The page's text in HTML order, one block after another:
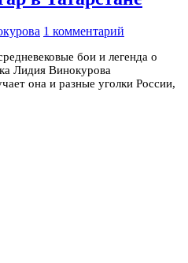
1 комментарий
бои и легенда о
Лидия Винокурова
она и разные уголки России,